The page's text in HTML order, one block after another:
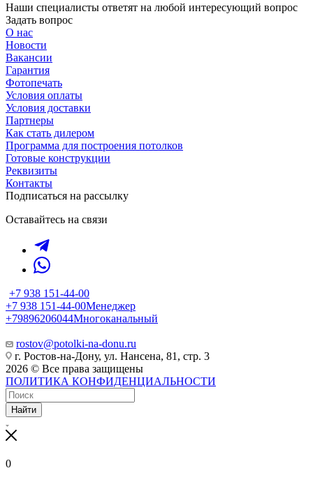
Наши специалисты ответят на любой интересующий вопрос
Задать вопрос
О нас
Новости
Вакансии
Гарантия
Фотопечать
Условия оплаты
Условия доставки
Партнеры
Как стать дилером
Программа для построения потолков
Готовые конструкции
Реквизиты
Контакты
Подписаться на рассылку
Оставайтесь на связи
+7 938 151-44-00
+7 938 151-44-00Менеджер
+79896206044Многоканальный
rostov@potolki-na-donu.ru
г. Ростов-на-Дону, ул. Нансена, 81, стр. 3
2026 © Все права защищены
ПОЛИТИКА КОНФИДЕНЦИАЛЬНОСТИ
Найти
0